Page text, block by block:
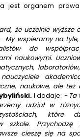
jest organem
że uczelnie wyższe
My wspieramy na
do
naukowymi.
nauczyciele
naukowe, ale też
I dodaje: - Ta
udział w
które
szkole.
cieszę się na